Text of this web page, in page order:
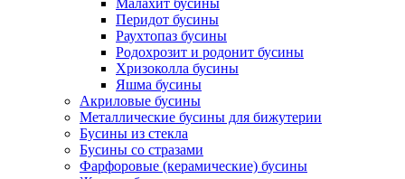
Малахит бусины
Перидот бусины
Раухтопаз бусины
Родохрозит и родонит бусины
Хризоколла бусины
Яшма бусины
Акриловые бусины
Металлические бусины для бижутерии
Бусины из стекла
Бусины со стразами
Фарфоровые (керамические) бусины